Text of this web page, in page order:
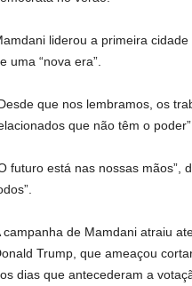
liderou a primeira
uma “nova era”.
que nos lembramos, os
que não têm o
futuro está nas nossas mãos”,
campanha de Mamdani atraiu
Trump, que ameaçou
dias que antecederam a